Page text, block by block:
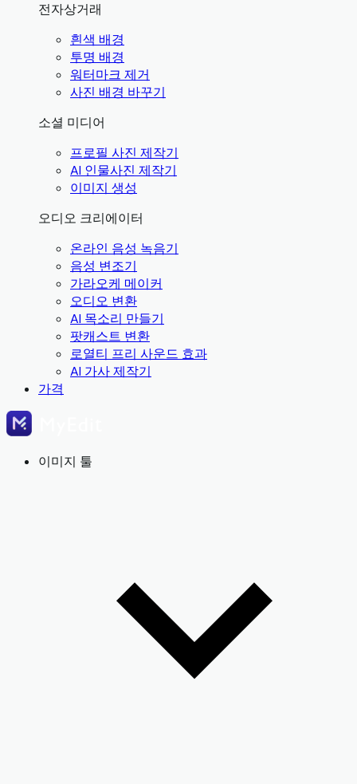
전자상거래
흰색 배경
투명 배경
워터마크 제거
사진 배경 바꾸기
소셜 미디어
프로필 사진 제작기
AI 인물사진 제작기
이미지 생성
오디오 크리에이터
온라인 음성 녹음기
음성 변조기
가라오케 메이커
오디오 변환
AI 목소리 만들기
팟캐스트 변환
로열티 프리 사운드 효과
AI 가사 제작기
가격
이미지 툴